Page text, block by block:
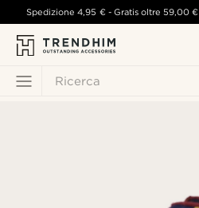
Ricerca
Spedizione4,95 €- Gratis oltre 59,00 €